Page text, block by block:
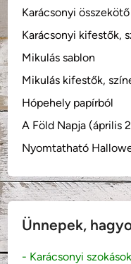
Karácsonyi
Karácsonyi kifestők,
Mikulás sablon
Mikulás kifestők,
Hópehely papírból
A Föld Napja (április
Nyomtatható
Ünnepek,
- Karácsonyi